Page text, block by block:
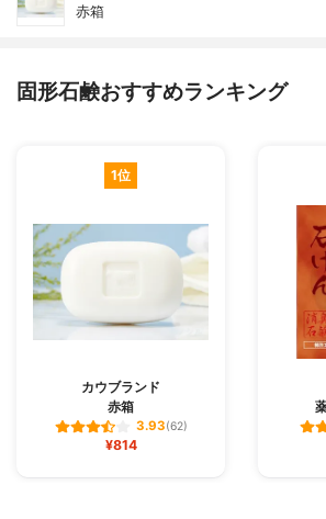
赤箱
固形石鹸おすすめランキング
1位
カウブランド
赤箱
3.93(62)
¥814